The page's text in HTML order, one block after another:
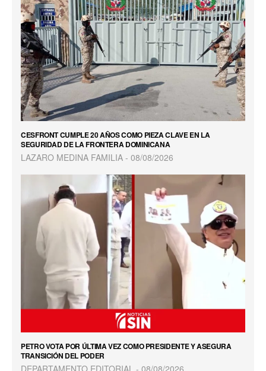
CESFRONT CUMPLE 20 AÑOS COMO PIEZA CLAVE EN LA
SEGURIDAD DE LA FRONTERA DOMINICANA
LAZARO MEDINA FAMILIA 08/08/2026
PETRO VOTA POR ÚLTIMA VEZ COMO PRESIDENTE Y ASEGURA
TRANSICIÓN DEL PODER
DEPARTAMENTO EDITORIAL 08/08/2026